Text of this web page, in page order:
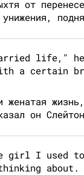
от
life,"
a certain
женатая
он
girl I used to
about.